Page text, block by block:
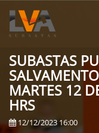
SUBASTAS
MARTES 12
HRS
12/12/2023 16:00